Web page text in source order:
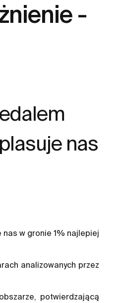
-
nas
nas w gronie 1% najlepiej
analizowanych przez
potwierdzającą